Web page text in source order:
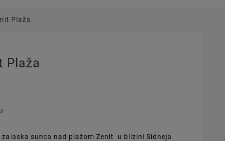
Plaža
Plaža
sunca nad plažom Zenit u blizini Sidneja